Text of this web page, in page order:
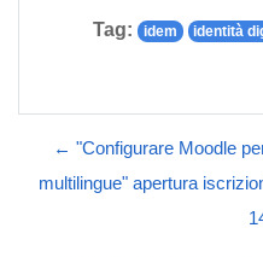
Tag: idem identità
← "Configurare Moodle
multilingue" apertura